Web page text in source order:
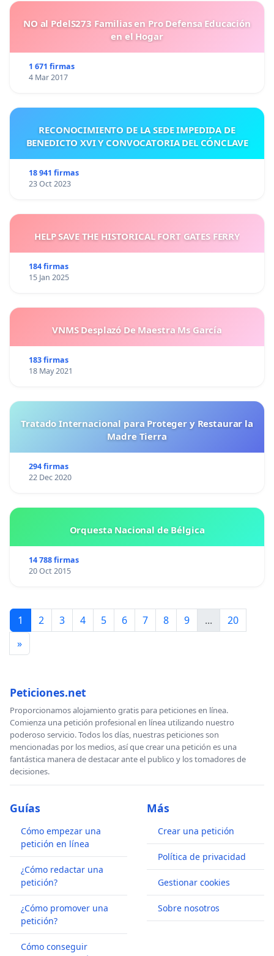
NO al PdelS273 Familias en Pro Defensa Educación
en el Hogar
1 671 firmas
4 Mar 2017
RECONOCIMIENTO DE LA SEDE IMPEDIDA DE
BENEDICTO XVI Y CONVOCATORIA DEL CÓNCLAVE
18 941 firmas
23 Oct 2023
HELP SAVE THE HISTORICAL FORT GATES FERRY
184 firmas
15 Jan 2025
VNMS Desplazó De Maestra Ms García
183 firmas
18 May 2021
Tratado Internacional para Proteger y Restaurar la
Madre Tierra
294 firmas
22 Dec 2020
Orquesta Nacional de Bélgica
14 788 firmas
20 Oct 2015
1 2 3 4 5 6 7 8 9 ...
20
»
Peticiones.net
Proporcionamos alojamiento gratis para peticiones en línea.
Comienza una petición profesional en línea utilizando nuestro
poderoso servicio. Todos los días, nuestras peticiones son
mencionadas por los medios, así que crear una petición es una
fantástica manera de destacar ante el publico y los tomadores de
decisiones.
Guías
Cómo empezar una
petición en línea
¿Cómo redactar una
petición?
¿Cómo promover una
petición?
Cómo conseguir
Más
Crear una petición
Política de privacidad
Gestionar cookies
Sobre nosotros